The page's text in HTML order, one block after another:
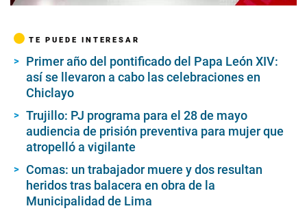
TE PUEDE INTERESAR
Primer año del pontificado del Papa León XIV:
así se llevaron a cabo las celebraciones en
Chiclayo
Trujillo: PJ programa para el 28 de mayo
audiencia de prisión preventiva para mujer que
atropelló a vigilante
Comas: un trabajador muere y dos resultan
heridos tras balacera en obra de la
Municipalidad de Lima